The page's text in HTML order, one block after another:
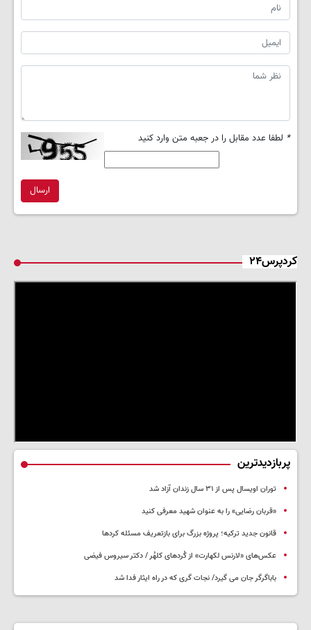
* لطفا عدد مقابل را در جعبه متن وارد کنید
ارسال
کردپرس۲۴
پربازدیدترین
توران اویسال پس از ۳۱ سال زندان آزاد شد
«قربان رضایی» را به عنوان شهید معرفی کنید
قانون جدید ترکیه؛ پروژه بزرگ‌ برای بازتعریف مسئله کردها
عکس‌های «لارنس لکهارت» از کُردهای کلهُر / دکتر سیروس فیضی
باباگرگر جان می گیرد/ نجات گری که در راه ایثار فدا شد